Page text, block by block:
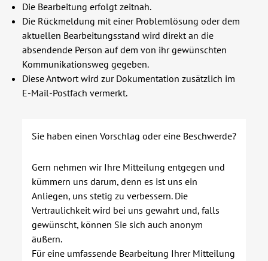
Bildung
Über uns
Veranstaltungen
Mitmachen
Karriere
Ausbildung
Glossar
Die Bearbeitung erfolgt zeitnah.
Die Rückmeldung mit einer Problemlösung oder dem
aktuellen Bearbeitungsstand wird direkt an die
absendende Person auf dem von ihr gewünschten
Kommunikationsweg gegeben.
Diese Antwort wird zur Dokumentation zusätzlich im
E-Mail-Postfach vermerkt.
Sie haben einen Vorschlag oder eine Beschwerde?
Gern nehmen wir Ihre Mitteilung entgegen und
kümmern uns darum, denn es ist uns ein
Anliegen, uns stetig zu verbessern. Die
Vertraulichkeit wird bei uns gewahrt und, falls
gewünscht, können Sie sich auch anonym
äußern.
Für eine umfassende Bearbeitung Ihrer Mitteilung